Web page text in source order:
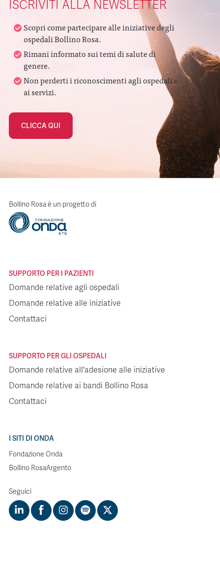
ISCRIVITI ALLA NEWSLETTER
Scopri come partecipare alle iniziative degli
ospedali Bollino Rosa.
Rimani informato sui temi di salute di
genere.
Non perderti i riconoscimenti agli ospedali e
ai servizi.
CLICCA QUI
Bollino Rosa è un progetto di
SUPPORTO PER I PAZIENTI
Domande relative agli ospedali
Domande relative alle iniziative
Contattaci
SUPPORTO PER GLI OSPEDALI
Domande relative all'adesione alle iniziative
Domande relative ai bandi Bollino Rosa
Contattaci
I SITI DI ONDA
Fondazione Onda
Bollino RosaArgento
Seguici